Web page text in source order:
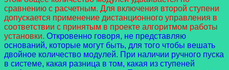
сравнению с расчетным. Для включения второй ступени
допускается применение дистанционного управления в
соответствии с принятым в проекте алгоритмом работы
установки. Откровенно говоря, не представляю
оснований, которые могут быть, для того чтобы вешать
двойное количество модулей. При наличии ручного пуска
в системе, какая разница в том, какая из ступеней